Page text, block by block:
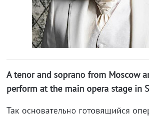
A tenor and soprano from Moscow
perform at the main opera stage in
Так основательно готовящийся